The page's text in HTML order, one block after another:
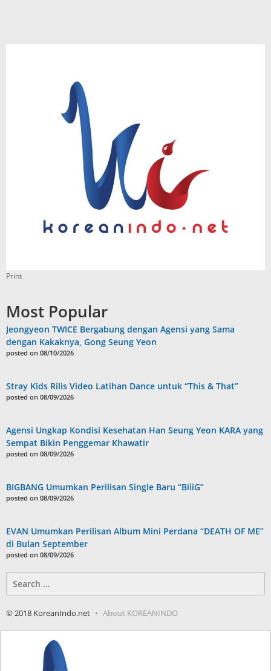
Print
Most Popular
Jeongyeon TWICE Bergabung dengan Agensi yang Sama
dengan Kakaknya, Gong Seung Yeon
posted on 08/10/2026
Stray Kids Rilis Video Latihan Dance untuk “This & That”
posted on 08/09/2026
Agensi Ungkap Kondisi Kesehatan Han Seung Yeon KARA yang
Sempat Bikin Penggemar Khawatir
posted on 08/09/2026
BIGBANG Umumkan Perilisan Single Baru “BiiiG”
posted on 08/09/2026
EVAN Umumkan Perilisan Album Mini Perdana “DEATH OF ME”
di Bulan September
posted on 08/09/2026
for:
© 2018 KoreanIndo.net About KOREANINDO